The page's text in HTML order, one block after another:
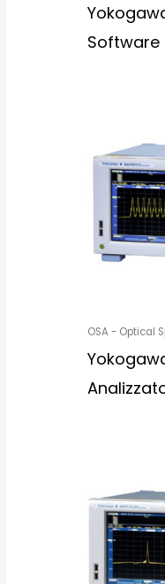
Software
OSA - Optical